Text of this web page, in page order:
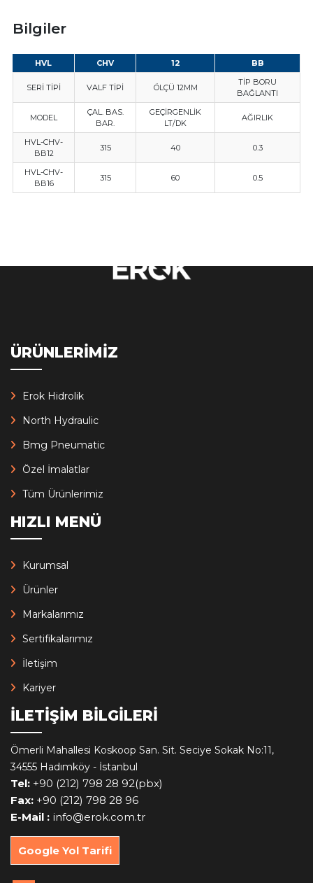
Bilgiler
HVL CHV 12 BB
SERİ TİPİ VALF TİPİ ÖLÇÜ 12MM
TİP BORU
BAĞLANTI
MODEL
ÇAL. BAS.
BAR.
GEÇİRGENLİK
LT/DK
AĞIRLIK
HVL-CHV-
BB12
315 40 0.3
HVL-CHV-
BB16
315 60 0.5
ÜRÜNLERİMİZ
Erok Hidrolik
North Hydraulic
Bmg Pneumatic
Özel İmalatlar
Tüm Ürünlerimiz
HIZLI MENÜ
Kurumsal
Ürünler
Markalarımız
Sertifikalarımız
İletişim
Kariyer
İLETİŞİM BİLGİLERİ
Ömerli Mahallesi Koskoop San. Sit. Seciye Sokak No:11,
34555 Hadımköy - İstanbul
Tel: +90 (212) 798 28 92(pbx)
Fax: +90 (212) 798 28 96
E-Mail : info@erok.com.tr
Google Yol Tarifi